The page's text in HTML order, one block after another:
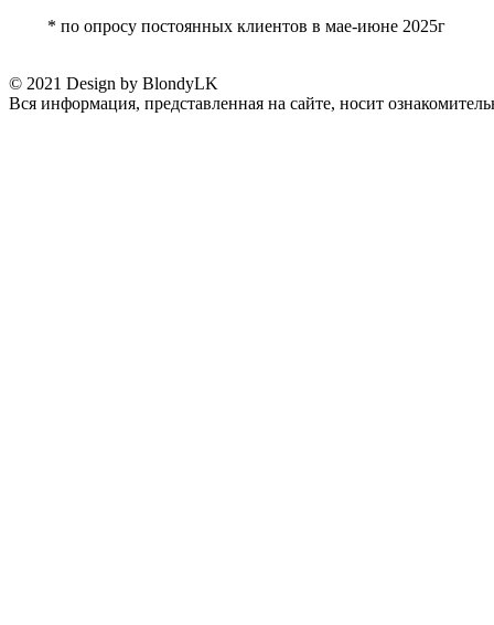
* по опросу постоянных клиентов в мае-июне 2025г
© 2021 Design by BlondyLK
Вся информация, представленная на сайте, носит